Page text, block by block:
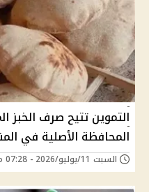
التموين تتيح صرف الخبز
المحافظة الأصلية في
السبت 11/يوليو/2026 - 07:28 م